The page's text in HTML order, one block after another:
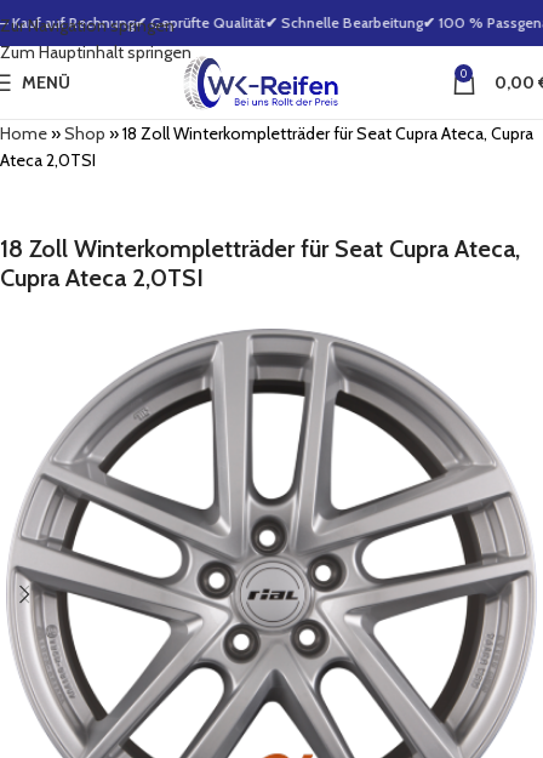
Zur Navigation springen
Zum Hauptinhalt springen
auf Rechnung✔ Geprüfte Qualität✔ Schnelle Bearbeitung✔ 100 %
MENÜ 0 0,00
Home»Shop »18 Zoll Winterkompletträder für Seat Cupra Ateca, Cupra
Ateca 2,0TSI
18 Zoll Winterkompletträder für Seat Cupra Ateca,
Cupra Ateca 2,0TSI